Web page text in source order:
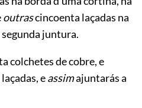
outrascincoenta laçadas na
juntura.
colchetes de cobre, e
laçadas, eassimajuntarás a